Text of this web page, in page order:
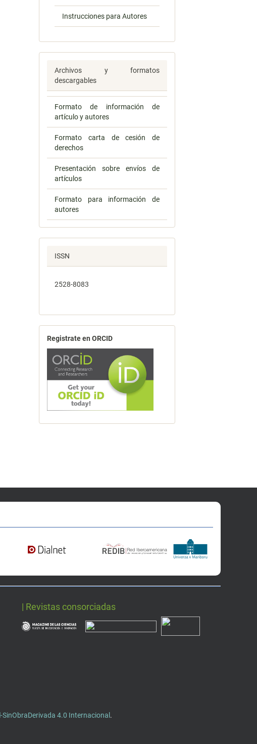
Instrucciones para Autores
Archivos y formatos
descargables
Formato de información de
artículo y autores
Formato carta de cesión de
derechos
Presentación sobre envíos de
artículos
Formato para información de
autores
ISSN
2528-8083
Registrate en ORCID
| Revistas consorciadas
4.0 Internacional .